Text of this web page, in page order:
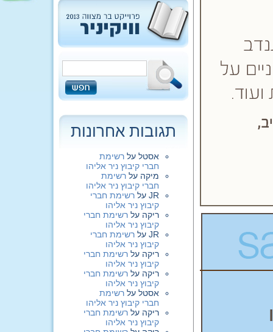
תגובות אחרונות
אסטל על רשימת
חברי קיבוץ ניר אליהו
מיקה על רשימת
חברי קיבוץ ניר אליהו
JR על רשימת חברי
קיבוץ ניר אליהו
ריקה על רשימת חברי
קיבוץ ניר אליהו
JR על רשימת חברי
קיבוץ ניר אליהו
ריקה על רשימת חברי
קיבוץ ניר אליהו
ריקה על רשימת חברי
קיבוץ ניר אליהו
אסטל על רשימת
חברי קיבוץ ניר אליהו
ריקה על רשימת חברי
קיבוץ ניר אליהו